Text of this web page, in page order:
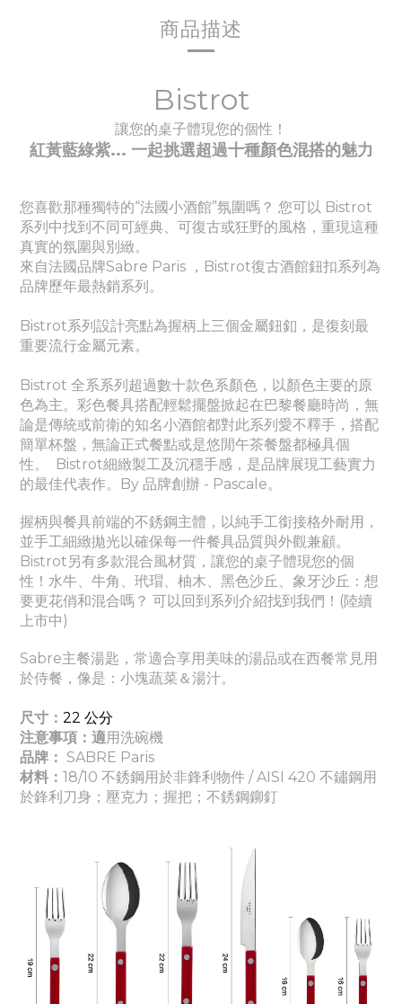
商品描述
Bistrot
讓您的桌子體現您的個性！
紅黃藍綠紫... 一起挑選超過十種顏色混搭的魅力
您喜歡那種獨特的“法國小酒館”氛圍嗎？ 您可以 Bistrot
系列中找到不同可經典、 可復古或狂野的風格，重現這種
真實的氛圍與別緻。
來自法國品牌Sabre Paris ，Bistrot復古酒館鈕扣系列為
品牌歷年最熱銷系列。
Bistrot系列設計亮點為握柄上三個金屬鈕釦，是復刻最
重要流行金屬元素。
Bistrot 全系系列超過數十款色系顏色，以顏色主要的原
色為主。彩色餐具搭配輕鬆擺盤掀起在巴黎餐廳時尚，無
論是傳統或前衛的知名小酒館都對此系列愛不釋手，搭配
簡單杯盤，無論正式餐點或是悠閒午茶餐盤都極具個
性。
Bistrot細緻製工及沉穩手感，是品牌展現工藝實力
的最佳代表作。By 品牌創辦 - Pascale。
握柄與餐具前端的不銹鋼主體，以純手工銜接格外耐用，
並手工細緻拋光以確保每一件餐具品質與外觀兼顧。
Bistrot另有多款混合風材質，讓您的桌子體現您的個
性！水牛、牛角、玳瑁、柚木、黑色沙丘、象牙沙丘：想
要更花俏和混合嗎？ 可以回到系列介紹找到我們！(陸續
上市中)
Sabre主餐湯匙，常適合享用美味的湯品或在西餐常見用
於侍餐，像是：小塊蔬菜＆湯汁。
尺寸： 22 公分
注意事項：適用洗碗機
品牌： SABRE Paris
材料： 18/10 不銹鋼用於非鋒利物件 / AISI 420 不鏽鋼用
於鋒利刀身 ；壓克力 ；握把 ； 不銹鋼鉚釘